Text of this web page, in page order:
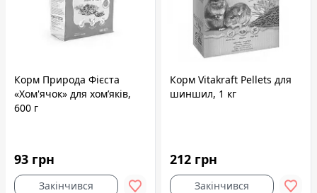
Корм Природа Фієста
«Хом'ячок» для хом’яків,
600 г
93 грн
Закінчився
Корм Vitakraft Pellets для
шиншил, 1 кг
212 грн
Закінчився